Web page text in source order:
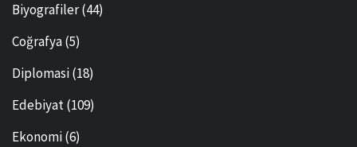
Biyografiler(44)
Coğrafya(5)
Diplomasi(18)
Edebiyat(109)
Ekonomi(6)